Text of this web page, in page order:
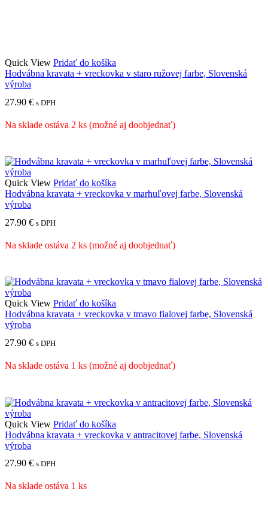
Quick View Pridať do košíka
Hodvábna kravata + vreckovka v staro ružovej farbe, Slovenská
výroba
27.90 € s DPH
Na sklade ostáva 2 ks (možné aj doobjednať)
Quick View Pridať do košíka
Hodvábna kravata + vreckovka v marhuľovej farbe, Slovenská
výroba
27.90 € s DPH
Na sklade ostáva 2 ks (možné aj doobjednať)
Quick View Pridať do košíka
Hodvábna kravata + vreckovka v tmavo fialovej farbe, Slovenská
výroba
27.90 € s DPH
Na sklade ostáva 1 ks (možné aj doobjednať)
Quick View Pridať do košíka
Hodvábna kravata + vreckovka v antracitovej farbe, Slovenská
výroba
27.90 € s DPH
Na sklade ostáva 1 ks